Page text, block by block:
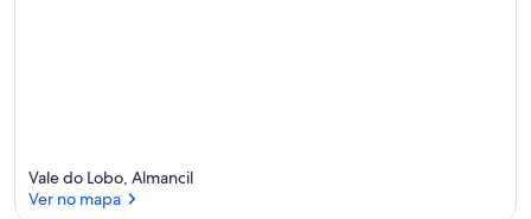
Vale do Lobo, Almancil
Ver no mapa